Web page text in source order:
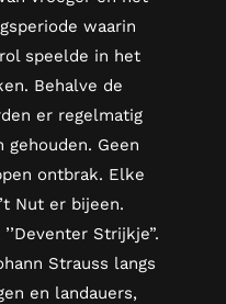
waarin
speelde in het
Behalve de
er regelmatig
Geen
ontbrak. Elke
Nut er bijeen.
Strijkje”.
Strauss langs
en landauers,